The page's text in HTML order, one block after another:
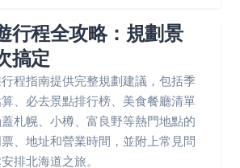
行程全攻略：規劃景
搞定
程指南提供完整規劃建議，包括季
、必去景點排行榜、美食餐廳清單
札幌、小樽、富良野等熱門地點的
、地址和營業時間，並附上常見問
排北海道之旅。